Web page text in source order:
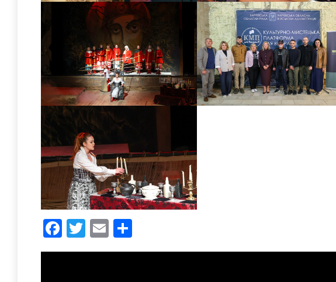
Facebook
Twitter
Email